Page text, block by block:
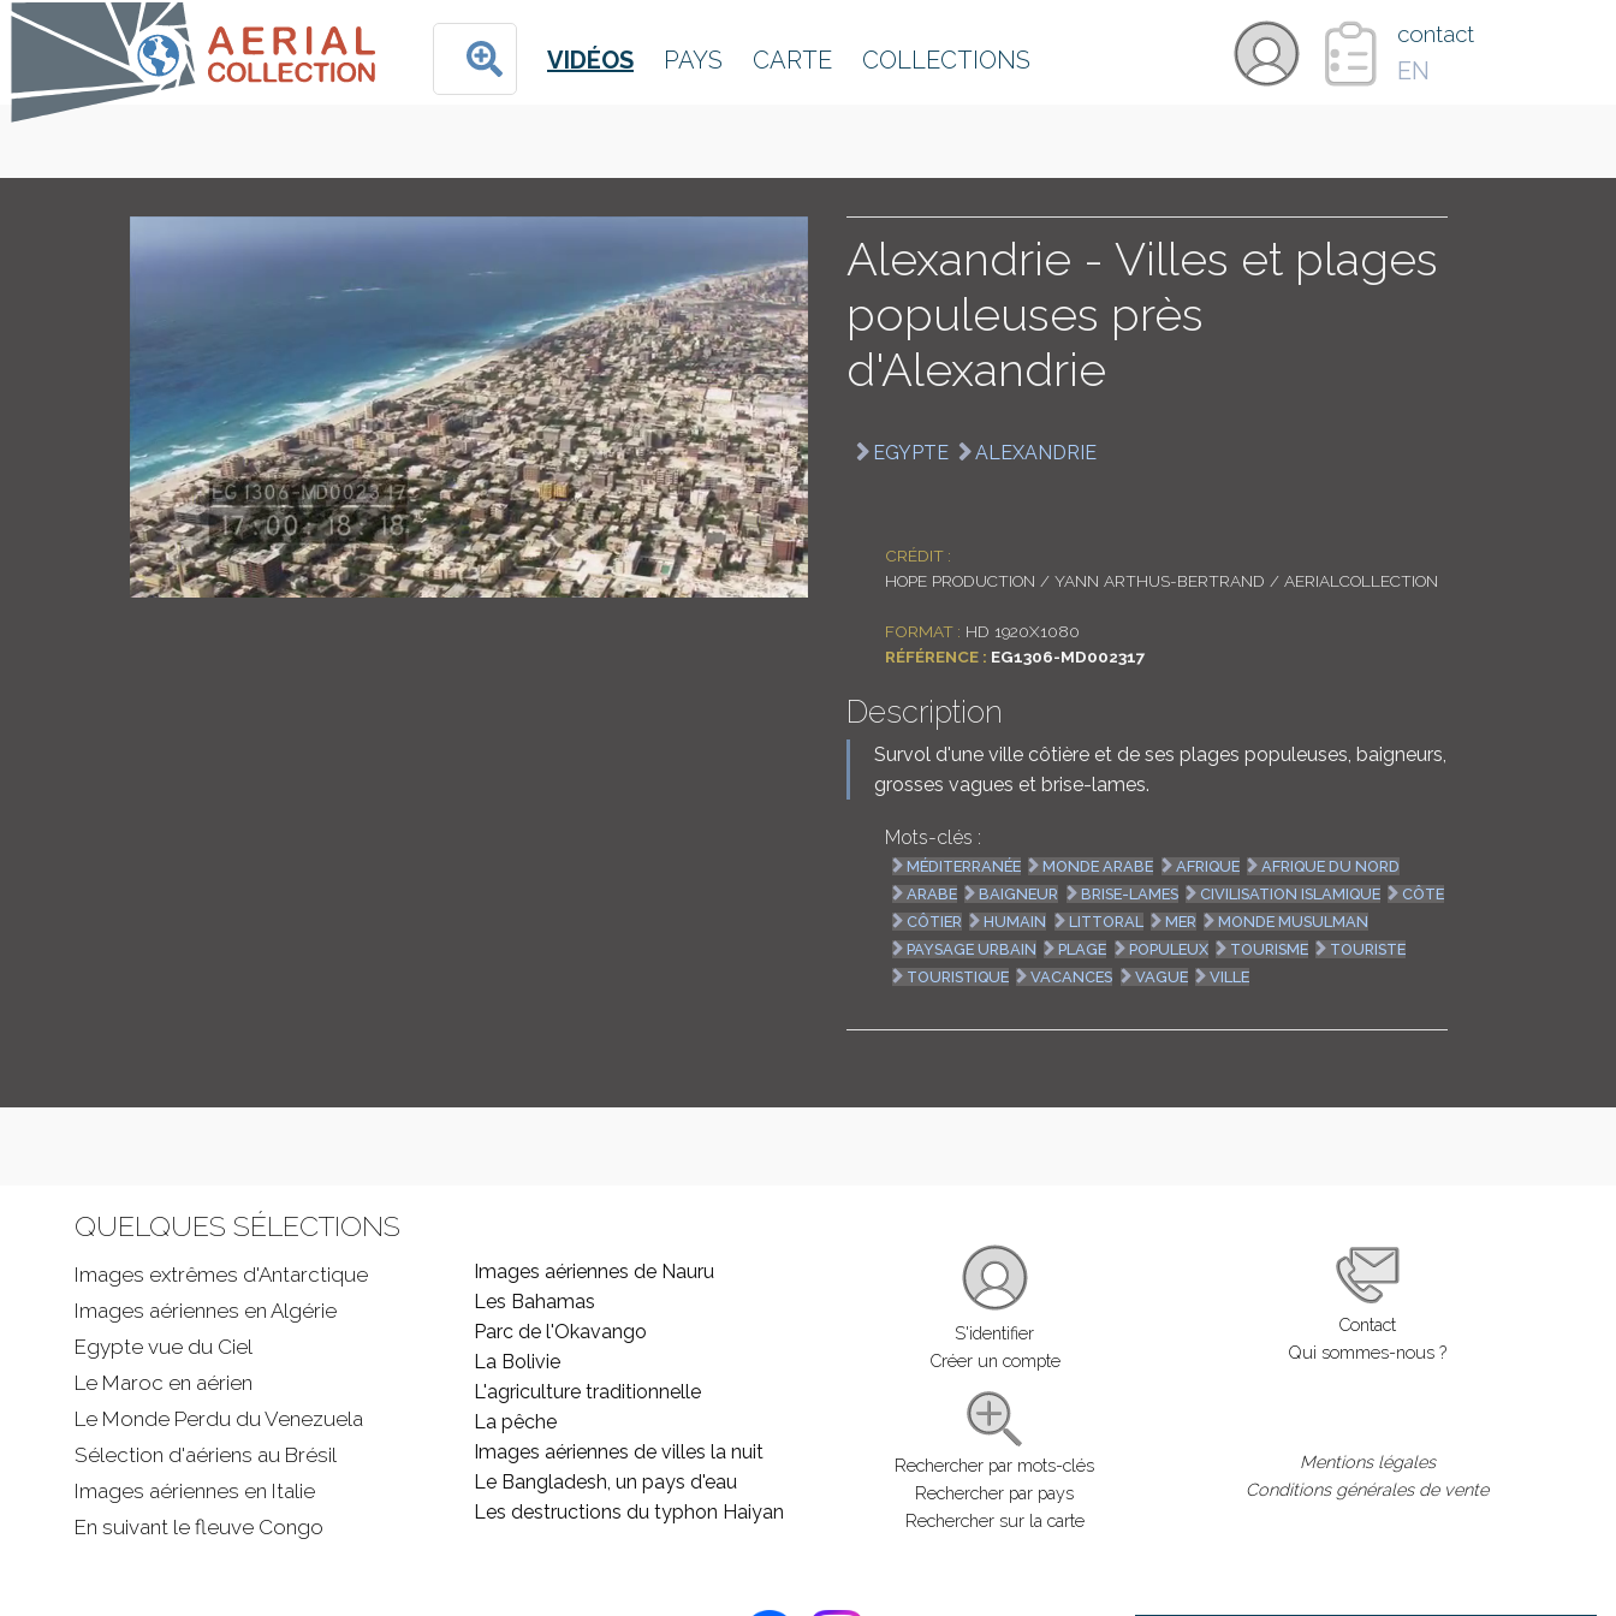
VIDÉOS PAYS CARTE COLLECTIONS
contact
EN
Alexandrie - Villes et plages
populeuses près
d'Alexandrie
EGYPTE ALEXANDRIE
CRÉDIT :
HOPE PRODUCTION / YANN ARTHUS-BERTRAND / AERIALCOLLECTION
FORMAT : HD 1920X1080
RÉFÉRENCE : EG1306-MD002317
Description
Survol d'une ville côtière et de ses plages populeuses, baigneurs,
grosses vagues et brise-lames.
Mots-clés :
MÉDITERRANÉE MONDE ARABE AFRIQUE
AFRIQUE DU NORD
ARABE
BAIGNEUR BRISE-LAMES CIVILISATION ISLAMIQUE
CÔTE
CÔTIER
HUMAIN LITTORAL MER
MONDE MUSULMAN
PAYSAGE URBAIN
PLAGE POPULEUX TOURISME
TOURISTE
TOURISTIQUE
VACANCES VAGUE VILLE
QUELQUES SÉLECTIONS
Images extrêmes d'Antarctique
Images aériennes en Algérie
Egypte vue du Ciel
Le Maroc en aérien
Le Monde Perdu du Venezuela
Sélection d'aériens au Brésil
Images aériennes en Italie
En suivant le fleuve Congo
Images aériennes de Nauru
Les Bahamas
Parc de l'Okavango
La Bolivie
L'agriculture traditionnelle
La pêche
Images aériennes de villes la nuit
Le Bangladesh, un pays d'eau
Les destructions du typhon Haiyan
S'identifier
Créer un compte
Rechercher par mots-clés
Rechercher par pays
Rechercher sur la carte
Contact
Qui sommes-nous ?
Mentions légales
Conditions générales de vente